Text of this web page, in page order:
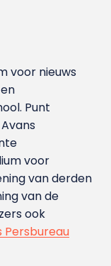
voor nieuws
Punt
voor
van derden
van de
ook
Persbureau